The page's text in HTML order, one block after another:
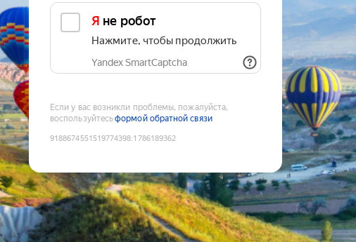
Я не робот
Нажмите, чтобы продолжить
Yandex SmartCaptcha
Если у вас возникли проблемы, пожалуйста,
воспользуйтесьформой обратной связи
9188674551519774398:1786189362